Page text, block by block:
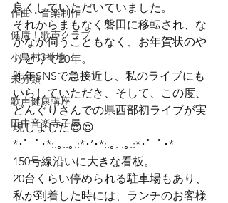
作曲・音楽制作
健康！歌声クラブ
小鳥村3番地
未分類
歌声健康講座
田中音楽寺子屋
良くしていただいていました。
それからまもなく磐田に移転され、な
かなか伺うこともなく、お年賀状のや
りとりで20年。
昨年SNSで急接近し、私のライブにも
いらしていただき、そして、この度、
どんぐりさんでの県西部初ライブが実
現しました😍😍
*･゜ﾟ･*:.｡..｡.:*･’･*:.｡. .｡.:*･゜ﾟ･*
150号線沿いに大きな看板。
20台くらい停められる駐車場もあり、
私が到着した時には、ランチのお客様